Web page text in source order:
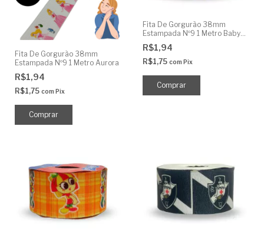
Fita De Gorgurão 38mm
Estampada Nº9 1 Metro Aurora
R$1,94
R$1,75 com Pix
Fita De Gorgurão 38mm
Estampada Nº9 1 Metro Baby
Shark
R$1,94
R$1,75 com Pix